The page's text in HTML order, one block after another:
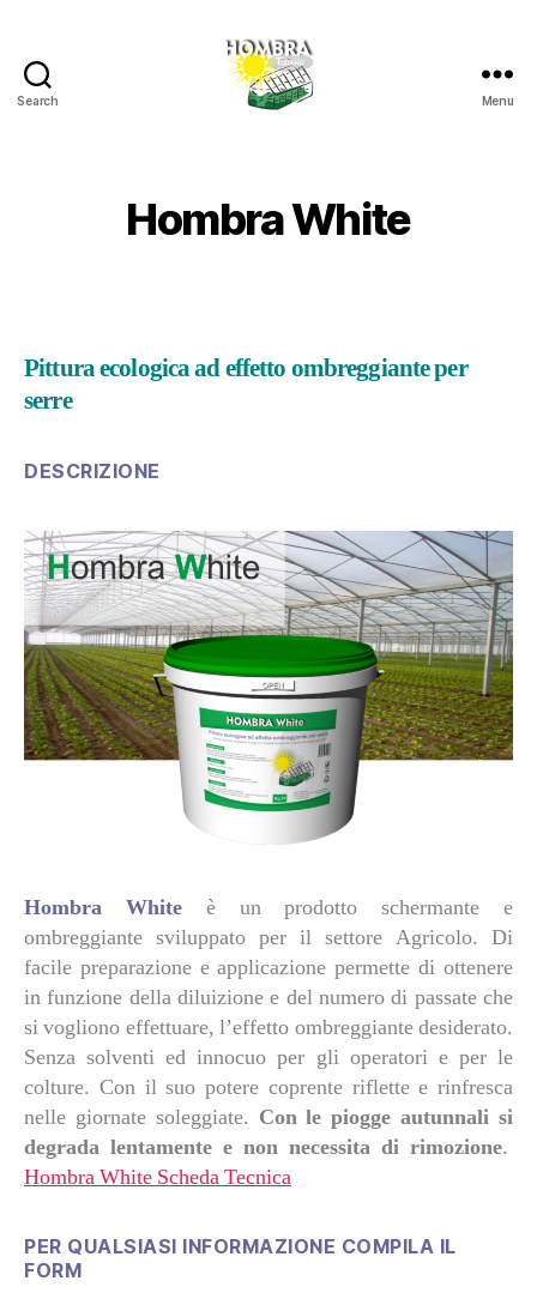
Search Menu
Hombra White
Pittura ecologica ad effetto ombreggiante per
serre
DESCRIZIONE
Hombra White
è un prodotto schermante e
ombreggiante sviluppato per il settore Agricolo. Di
facile preparazione e applicazione permette di ottenere
in funzione della diluizione e del numero di passate che
si vogliono effettuare, l’effetto ombreggiante desiderato.
Senza solventi ed innocuo per gli operatori e per le
colture. Con il suo potere coprente riflette e rinfresca
nelle giornate soleggiate. Con le piogge autunnali si
degrada lentamente e non necessita di rimozione.
Hombra White Scheda Tecnica
PER QUALSIASI INFORMAZIONE COMPILA IL
FORM